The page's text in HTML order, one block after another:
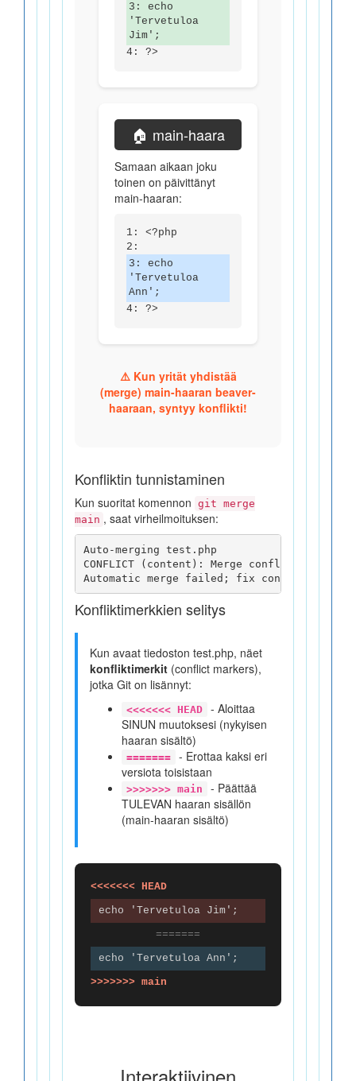
3: echo
'Tervetuloa
Jim';
4: ?>
🏠 main-haara
Samaan aikaan joku
toinen on päivittänyt
main-haaran:
1: <?php
2:
3: echo
'Tervetuloa
Ann';
4: ?>
⚠️ Kun yrität yhdistää
(merge) main-haaran beaver-
haaraan, syntyy konflikti!
Konfliktin tunnistaminen
Kun suoritat komennon git merge
main , saat virheilmoituksen:
Auto-merging test.php
CONFLICT (content): Merge conflict in
Konfliktimerkkien selitys
Kun avaat tiedoston test.php, näet
konfliktimerkit (conflict markers),
jotka Git on lisännyt:
<<<<<<< HEAD
- Aloittaa
SINUN muutoksesi (nykyisen
haaran sisältö)
=======
- Erottaa kaksi eri
versiota toisistaan
>>>>>>> main
- Päättää
TULEVAN haaran sisällön
(main-haaran sisältö)
<<<<<<< HEAD
echo 'Tervetuloa Jim';
=======
echo 'Tervetuloa Ann';
>>>>>>> main